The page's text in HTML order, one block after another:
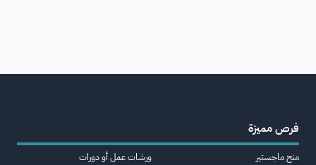
فرص مميزة
منح ماجستير
ورشات عمل أو دورات